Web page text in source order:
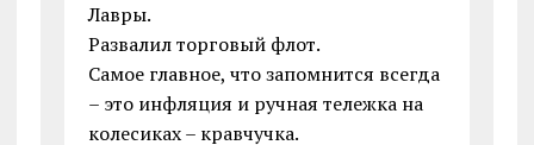
Лавры.
Развалил торговый флот.
Самое главное, что запомнится всегда
– это инфляция и ручная тележка на
колесиках – кравчучка.